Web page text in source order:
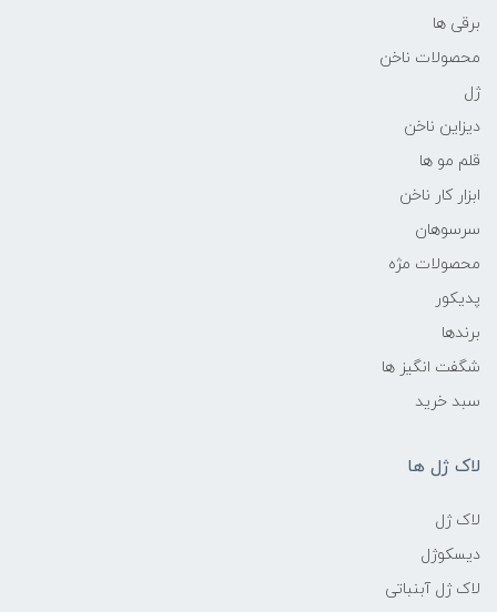
برقی ها
محصولات ناخن
ژل
دیزاین ناخن
قلم مو ها
ابزار کار ناخن
سرسوهان
محصولات مژه
پدیکور
برندها
شگفت انگیز ها
سبد خرید
لاک ژل ها
لاک ژل
دیسکوژل
لاک ژل آبنباتی